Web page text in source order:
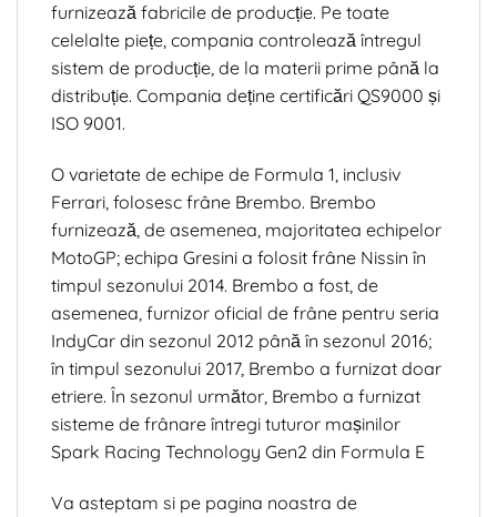
furnizează fabricile de producție. Pe toate
celelalte piețe, compania controlează întregul
sistem de producție, de la materii prime până la
distribuție. Compania deține certificări QS9000 și
ISO 9001.
O varietate de echipe de Formula 1, inclusiv
Ferrari, folosesc frâne Brembo. Brembo
furnizează, de asemenea, majoritatea echipelor
MotoGP; echipa Gresini a folosit frâne Nissin în
timpul sezonului 2014. Brembo a fost, de
asemenea, furnizor oficial de frâne pentru seria
IndyCar din sezonul 2012 până în sezonul 2016;
în timpul sezonului 2017, Brembo a furnizat doar
etriere. În sezonul următor, Brembo a furnizat
sisteme de frânare întregi tuturor mașinilor
Spark Racing Technology Gen2 din Formula E
Va asteptam si pe pagina noastra de